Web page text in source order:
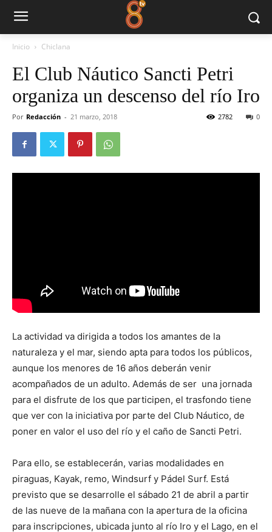
Inicio Chiclana
El Club Náutico Sancti Petri
organiza un descenso del río Iro
Por Redacción - 21 marzo, 2018 0
2782
La actividad va dirigida a todos los amantes de la
naturaleza y el mar, siendo apta para todos los públicos,
aunque los menores de 16 años deberán venir
acompañados de un adulto. Además de ser una jornada
para el disfrute de los que participen, el trasfondo tiene
que ver con la iniciativa por parte del Club Náutico, de
poner en valor el uso del río y el caño de Sancti Petri.
Para ello, se establecerán, varias modalidades en
piraguas, Kayak, remo, Windsurf y Pádel Surf. Está
previsto que se desarrolle el sábado 21 de abril a partir
de las nueve de la mañana con la apertura de la oficina
para inscripciones, ubicada junto al río Iro y el Lago, en el